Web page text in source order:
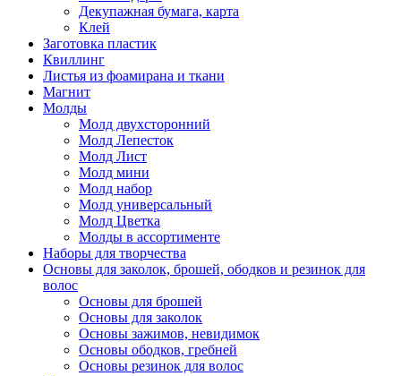
Декупажная бумага, карта
Клей
Заготовка пластик
Квиллинг
Листья из фоамирана и ткани
Магнит
Молды
Молд двухсторонний
Молд Лепесток
Молд Лист
Молд мини
Молд набор
Молд универсальный
Молд Цветка
Молды в ассортименте
Наборы для творчества
Основы для заколок, брошей, ободков и резинок для
волос
Основы для брошей
Основы для заколок
Основы зажимов, невидимок
Основы ободков, гребней
Основы резинок для волос